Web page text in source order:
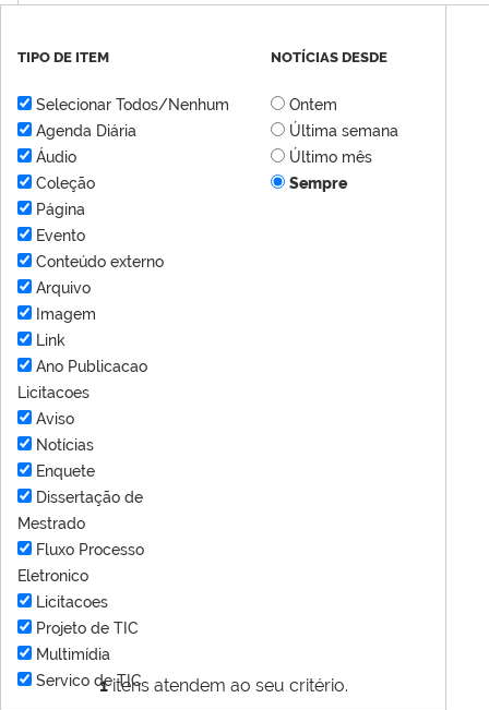
1itens atendem ao seu critério.
TIPO DE ITEM
Selecionar Todos/Nenhum
Agenda Diária
Áudio
Coleção
Página
Evento
Conteúdo externo
Arquivo
Imagem
Link
Ano Publicacao
Licitacoes
Aviso
Notícias
Enquete
Dissertação de
Mestrado
Fluxo Processo
Eletronico
Licitacoes
Projeto de TIC
Multimídia
Servico de TIC
NOTÍCIAS DESDE
Ontem
Última semana
Último mês
Sempre